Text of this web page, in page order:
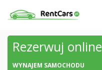
Rezerwuj online
WYNAJEM SAMOCHODU